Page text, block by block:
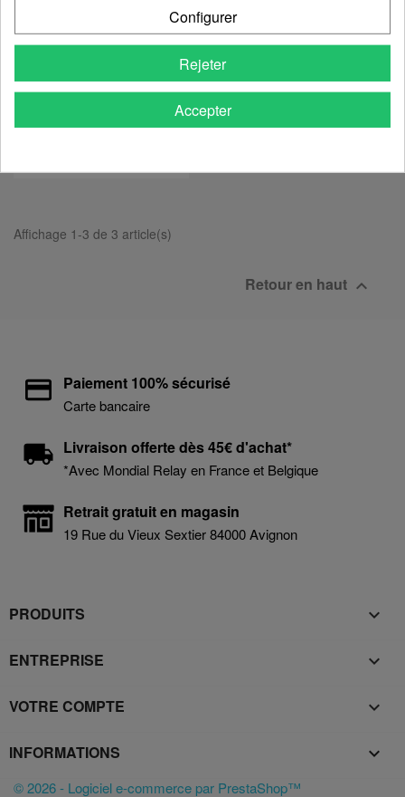
Affichage 1-3 de 3 article(s)
Retour en haut 
Paiement 100% sécurisé
Carte bancaire
Livraison offerte dès 45€ d'achat*
*Avec Mondial Relay en France et Belgique
Retrait gratuit en magasin
19 Rue du Vieux Sextier 84000 Avignon
PRODUITS 
ENTREPRISE 
VOTRE COMPTE 
INFORMATIONS keyboard_arrow_down
© 2026 - Logiciel e-commerce par PrestaShop™
Configurer
Rejeter
Accepter